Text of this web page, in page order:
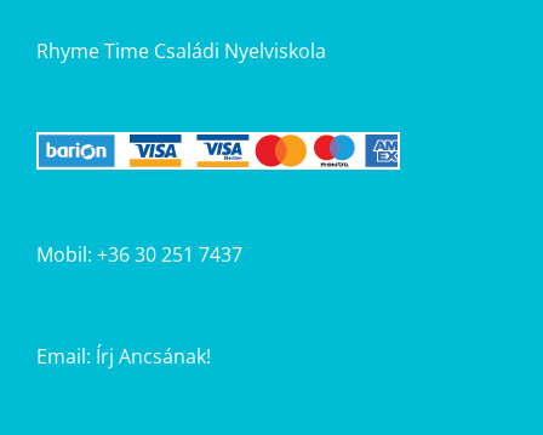
Rhyme Time Családi Nyelviskola
Mobil: +36 30 251 7437
Email: Írj Ancsának!